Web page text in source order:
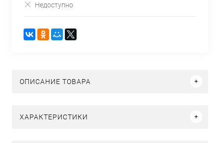
Недоступно
ОПИСАНИЕ ТОВАРА
ХАРАКТЕРИСТИКИ